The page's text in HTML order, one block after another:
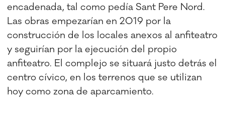
encadenada, tal como pedía Sant Pere Nord.
Las obras empezarían en 2019 por la
construcción de los locales anexos al anfiteatro
y seguirían por la ejecución del propio
anfiteatro. El complejo se situará justo detrás el
centro cívico, en los terrenos que se utilizan
hoy como zona de aparcamiento.